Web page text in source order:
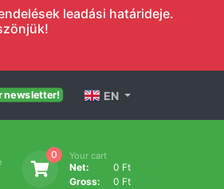
leadási határideje.
newsletter! EN
0 Your cart
Net:
0 Ft
Gross:
0 Ft